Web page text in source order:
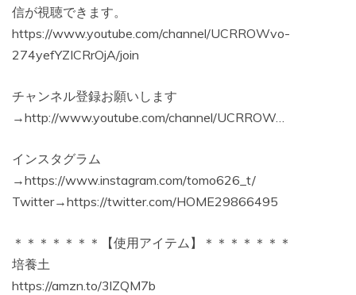
信が視聴できます。
https://www.youtube.com/channel/UCRROWvo-
274yefYZICRrOjA/join
チャンネル登録お願いします
→http://www.youtube.com/channel/UCRROW…
インスタグラム
→https://www.instagram.com/tomo626_t/
Twitter→https://twitter.com/HOME29866495
＊＊＊＊＊＊＊【使用アイテム】＊＊＊＊＊＊＊
培養土
https://amzn.to/3lZQM7b